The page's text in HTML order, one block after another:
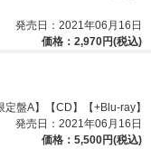
発売日：2021年06月16日
価格：2,970円(税込)
盤A】【CD】【+Blu-ray】
発売日：2021年06月16日
価格：5,500円(税込)